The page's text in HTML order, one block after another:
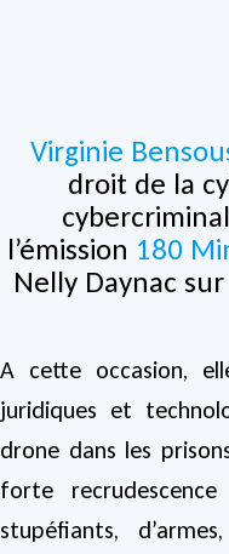
Virginie
droit de la
l’émission 180
Nelly Daynac
A cette occasion,
juridiques et
drone dans les
forte
stupéfiants,